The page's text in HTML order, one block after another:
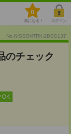
0
気になる！ ログイン
No.NISSONTRK-2BSG137
のチェック
OK